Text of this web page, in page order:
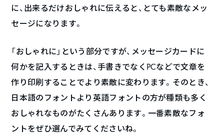
に、出来るだけおしゃれに伝えると、とても素敵なメッ
セージになります。
「おしゃれに」という部分ですが、メッセージカードに
何かを記入するときは、手書きでなくPCなどで文章を
作り印刷することでより素敵に変わります。そのとき、
日本語のフォントより英語フォントの方が種類も多く
おしゃれなものがたくさんあります。一番素敵なフォ
ントをぜひ選んでみてくださいね。